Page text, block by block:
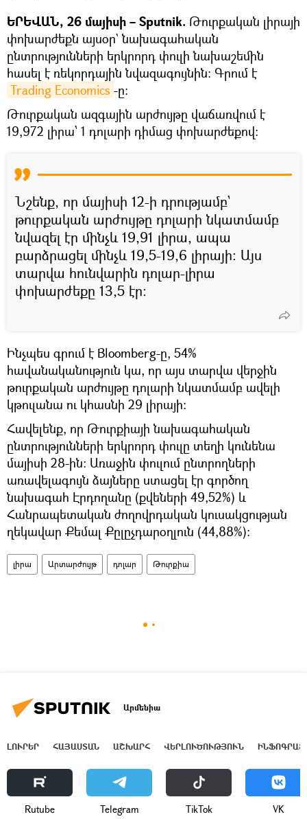
ԵՐԵՎԱՆ, 26 մայիսի – Sputnik. Թուրքական լիրայի
փոխարժեքն այսօր` նախագահական
ընտրությունների երկրորդ փուլի նախաշեմին
հասել է ռեկորդային նվազագույնին։ Գրում է
Trading Economics -ը։
Թուրքական ազգային արժույթը վաճառվում է
19,972 լիրա՝ 1 դոլարի դիմաց փոխարժեքով:
Նշենք, որ մայիսի 12-ի դրությամբ`
թուրքական արժույթը դոլարի նկատմամբ
նվազել էր մինչև 19,91 լիրա, ապա
բարձրացել մինչև 19,5-19,6 լիրայի։ Այս
տարվա հունվարին դոլար-լիրա
փոխարժեքը 13,5 էր։
Ինչպես գրում է Bloomberg-ը, 54%
հավանականություն կա, որ այս տարվա վերջին
թուրքական արժույթը դոլարի նկատմամբ ավելի
կթուլանա ու կհասնի 29 լիրայի:
Հավելենք, որ Թուրքիայի նախագահական
ընտրությունների երկրորդ փուլը տեղի կունենա
մայիսի 28-ին: Առաջին փուլում ընտրողների
առավելագույն ձայները ստացել էր գործող
նախագահ Էրդողանը (քվեների 49,52%) և
Հանրապետական ժողովրդական կուսակցության
ղեկավար Քեմալ Քըլըչդարօղլուն (44,88%):
լիրա Արտարժույթ դոլար Թուրքիա
Արմենիա
ԼՈՒՐԵՐ ՀԱՅԱՍՏԱՆ ԱՇԽԱՐՀ ՎԵՐԼՈՒԾՈՒԹՅՈՒՆ
Rutube Telegram ТikТоk VK